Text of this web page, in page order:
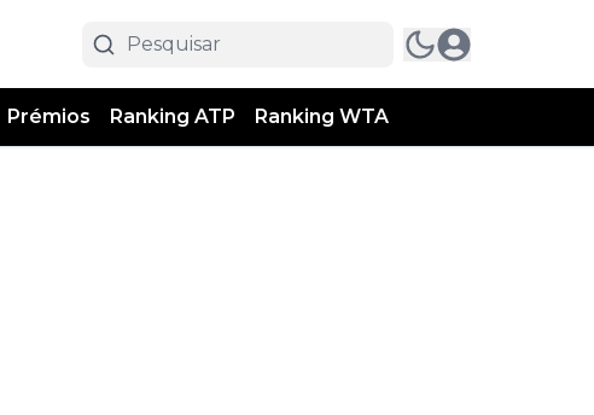
Prémios Ranking ATP Ranking WTA